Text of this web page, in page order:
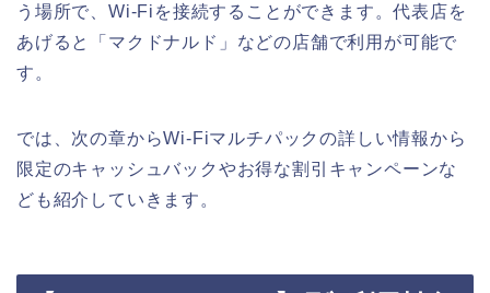
う場所で、Wi-Fiを接続することができます。代表店を
あげると「マクドナルド」などの店舗で利用が可能で
す。
では、次の章からWi-Fiマルチパックの詳しい情報から
限定のキャッシュバックやお得な割引キャンペーンな
ども紹介していきます。